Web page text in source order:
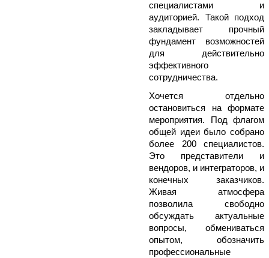
специалистами и
аудиторией. Такой подход
закладывает прочный
фундамент возможностей
для действительно
эффективного
сотрудничества.
Хочется отдельно
остановиться на формате
мероприятия. Под флагом
общей идеи было собрано
более 200 специалистов.
Это представители и
вендоров, и интеграторов, и
конечных заказчиков.
Живая атмосфера
позволила свободно
обсуждать актуальные
вопросы, обмениваться
опытом, обозначить
профессиональные